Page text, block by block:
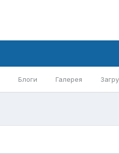
Блоги Галерея